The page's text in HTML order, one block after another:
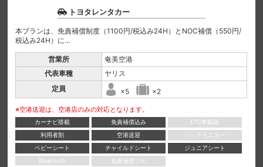
トヨタレンタカー
本プランは、免責補償制度（1100円/税込み24H）とNOC補償（550円/
税込み24H）に...
営業所
奄美空港
代表車種
ヤリス
定員
×5 ×2
※空港送迎は、空港店のみの対応となります。
カーナビ搭載 免責補償込み
ETC車載器
利用者割
空港送迎
バックモニター
ベビーシート
チャイルドシート
ジュニアシート
Bluetooth
免責補償フル